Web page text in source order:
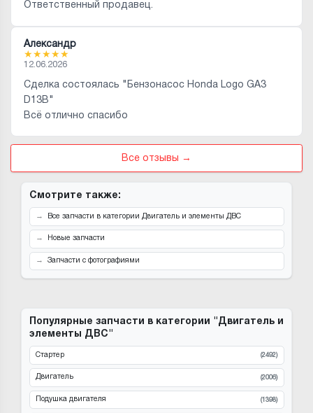
Ответственный продавец.
Александр
★★★★★
12.06.2026
Сделка состоялась "Бензонасос Honda Logo GA3
D13B"
Всё отлично спасибо
Все отзывы →
Смотрите также:
Все запчасти в категории Двигатель и элементы ДВС
Новые запчасти
Запчасти с фотографиями
Популярные запчасти в категории "Двигатель и
элементы ДВС"
Стартер (2492)
Двигатель (2006)
Подушка двигателя (1398)